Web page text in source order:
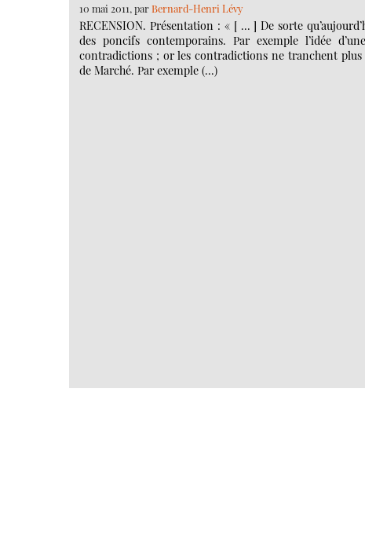
10 mai 2011, parBernard-Henri Lévy
RECENSION. Présentation : « [ ... ] De sorte
des poncifs contemporains. Par exemple l’idée
contradictions ; or les contradictions ne tranchent plus
de Marché. Par exemple (…)